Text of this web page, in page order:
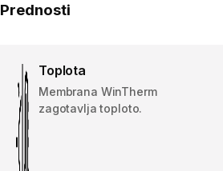
Prednosti
Toplota
Membrana WinTherm
zagotavlja toploto.